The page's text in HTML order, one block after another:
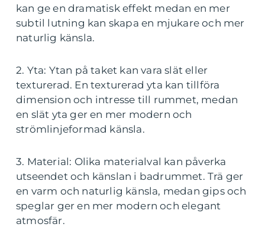
kan ge en dramatisk effekt medan en mer
subtil lutning kan skapa en mjukare och mer
naturlig känsla.
2. Yta: Ytan på taket kan vara slät eller
texturerad. En texturerad yta kan tillföra
dimension och intresse till rummet, medan
en slät yta ger en mer modern och
strömlinjeformad känsla.
3. Material: Olika materialval kan påverka
utseendet och känslan i badrummet. Trä ger
en varm och naturlig känsla, medan gips och
speglar ger en mer modern och elegant
atmosfär.